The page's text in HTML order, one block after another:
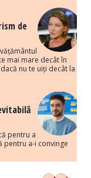
de
mai mare decât în
nu te uiți decât la
pentru a
pentru a-i convinge